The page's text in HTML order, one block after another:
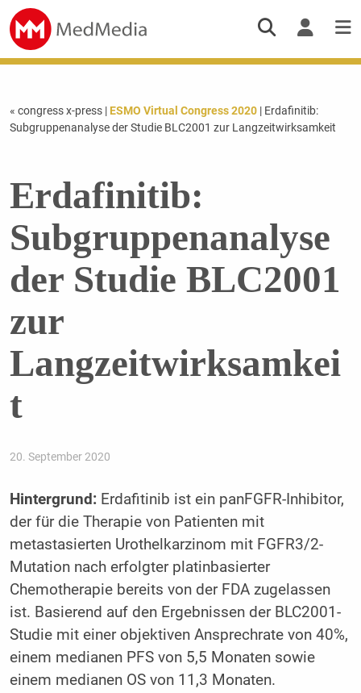
« congress x-press | ESMO Virtual Congress 2020| Erdafinitib:
Subgruppenanalyse der Studie BLC2001 zur Langzeitwirksamkeit
Erdafinitib:
Subgruppenanalyse
der Studie BLC2001
zur
Langzeitwirksamkei
t
20. September 2020
Hintergrund:Erdafitinib ist ein panFGFR-Inhibitor,
der für die Therapie von Patienten mit
metastasierten Urothelkarzinom mit FGFR3/2-
Mutation nach erfolgter platinbasierter
Chemotherapie bereits von der FDA zugelassen
ist. Basierend auf den Ergebnissen der BLC2001-
Studie mit einer objektiven Ansprechrate von 40%,
einem medianen PFS von 5,5 Monaten sowie
einem medianen OS von 11,3 Monaten.